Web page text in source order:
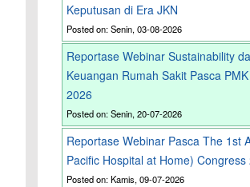
Keputusan di Era JKN
Posted on: Senin, 03-08-2026
Reportase Webinar Sustainability
Keuangan Rumah Sakit Pasca
2026
Posted on: Senin, 20-07-2026
Reportase Webinar Pasca The 1st
Pacific Hospital at Home) Congress
Posted on: Kamis, 09-07-2026